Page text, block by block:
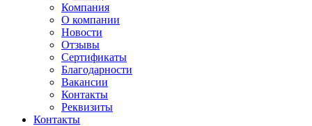
Компания
О компании
Новости
Отзывы
Сертификаты
Благодарности
Вакансии
Контакты
Реквизиты
Контакты